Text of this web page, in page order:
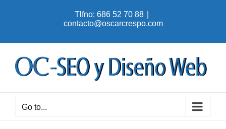
Tlfno: 686 52 70 88
contacto@oscarcrespo.com
Go to...